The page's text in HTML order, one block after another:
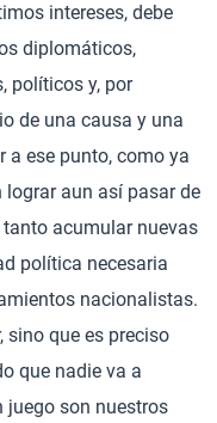
intereses, debe
diplomáticos,
políticos y, por
de una causa y una
a ese punto, como ya
aun así pasar de
acumular nuevas
política necesaria
nacionalistas.
sino que es preciso
que nadie va a
juego son nuestros